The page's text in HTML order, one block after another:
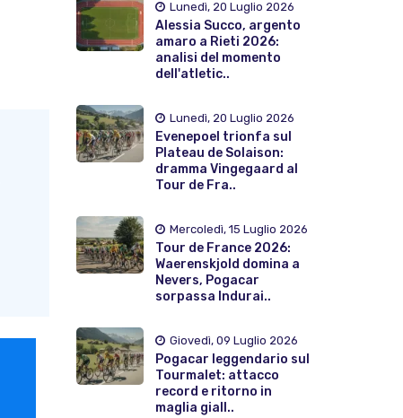
Lunedì, 20 Luglio 2026
Alessia Succo, argento
amaro a Rieti 2026:
analisi del momento
dell'atletic..
Lunedì, 20 Luglio 2026
Evenepoel trionfa sul
Plateau de Solaison:
dramma Vingegaard al
Tour de Fra..
Mercoledì, 15 Luglio 2026
Tour de France 2026:
Waerenskjold domina a
Nevers, Pogacar
sorpassa Indurai..
Giovedì, 09 Luglio 2026
Pogacar leggendario sul
Tourmalet: attacco
record e ritorno in
maglia giall..